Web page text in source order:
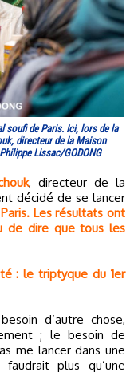
soufi de Paris. Ici, lors de la
directeur de la Maison
Lissac/GODONG
, directeur de la
décidé de se lancer
Les résultats ont
de dire que tous les
: le triptyque du 1er
d’autre chose,
; le besoin de
me lancer dans une
plus qu’une